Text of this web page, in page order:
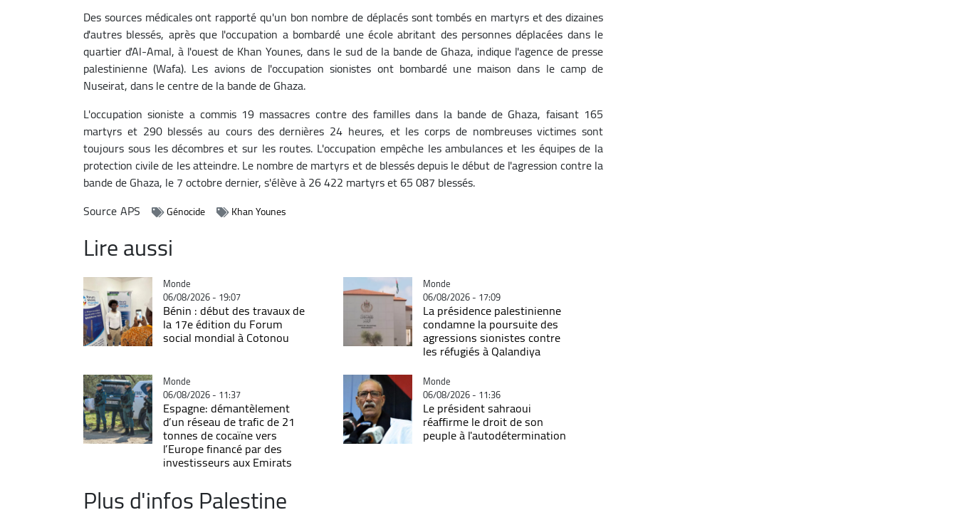
Des sources médicales ont rapporté qu'un bon nombre de déplacés sont tombés en martyrs et des dizaines
d'autres blessés, après que l'occupation a bombardé une école abritant des personnes déplacées dans le
quartier d'Al-Amal, à l'ouest de Khan Younes, dans le sud de la bande de Ghaza, indique l'agence de presse
palestinienne (Wafa). Les avions de l'occupation sionistes ont bombardé une maison dans le camp de
Nuseirat, dans le centre de la bande de Ghaza.
L'occupation sioniste a commis 19 massacres contre des familles dans la bande de Ghaza, faisant 165
martyrs et 290 blessés au cours des dernières 24 heures, et les corps de nombreuses victimes sont
toujours sous les décombres et sur les routes. L'occupation empêche les ambulances et les équipes de la
protection civile de les atteindre.Le nombre de martyrs et de blessés depuis le début de l'agression contre la
bande de Ghaza, le 7 octobre dernier, s'élève à 26 422 martyrs et 65 087 blessés.
SourceAPS Génocide Khan Younes
Lire aussi
Catégorie
Monde
06/08/2026 - 19:07
Bénin : début des travaux de
la 17e édition du Forum
social mondial à Cotonou
Catégorie
Monde
06/08/2026 - 17:09
La présidence palestinienne
condamne la poursuite des
agressions sionistes contre
les réfugiés à Qalandiya
Catégorie
Monde
06/08/2026 - 11:37
Espagne: démantèlement
d’un réseau de trafic de 21
tonnes de cocaïne vers
l’Europe financé par des
investisseurs aux Emirats
Catégorie
Monde
06/08/2026 - 11:36
Le président sahraoui
réaffirme le droit de son
peuple à l'autodétermination
Plus d'infos Palestine